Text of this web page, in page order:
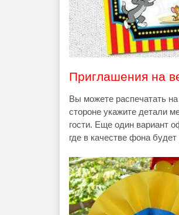
Приглашения на
Вы можете распечатать
стороне укажите детали
гости. Еще один вариант
где в качестве фона